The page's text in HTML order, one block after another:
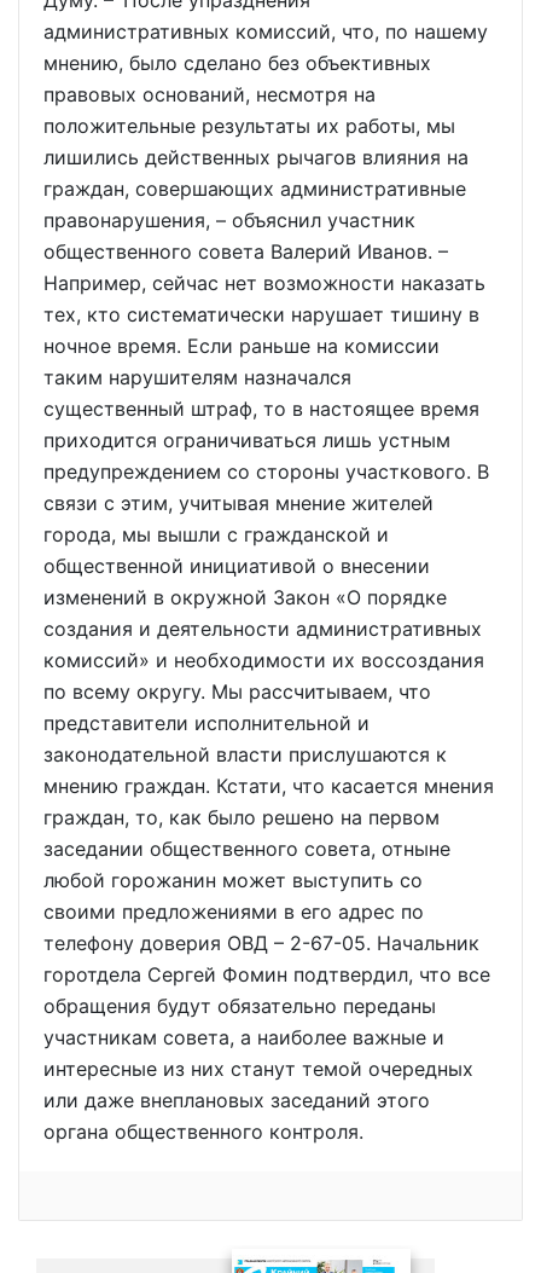
административных комиссий, что, по нашему
мнению, было сделано без объективных
правовых оснований, несмотря на
положительные результаты их работы, мы
лишились действенных рычагов влияния на
граждан, совершающих административные
правонарушения, – объяснил участник
общественного совета Валерий Иванов. –
Например, сейчас нет возможности наказать
тех, кто систематически нарушает тишину в
ночное время. Если раньше на комиссии
таким нарушителям назначался
существенный штраф, то в настоящее время
приходится ограничиваться лишь устным
предупреждением со стороны участкового. В
связи с этим, учитывая мнение жителей
города, мы вышли с гражданской и
общественной инициативой о внесении
изменений в окружной Закон «О порядке
создания и деятельности административных
комиссий» и необходимости их воссоздания
по всему округу. Мы рассчитываем, что
представители исполнительной и
законодательной власти прислушаются к
мнению граждан. Кстати, что касается мнения
граждан, то, как было решено на первом
заседании общественного совета, отныне
любой горожанин может выступить со
своими предложениями в его адрес по
телефону доверия ОВД – 2-67-05. Начальник
горотдела Сергей Фомин подтвердил, что все
обращения будут обязательно переданы
участникам совета, а наиболее важные и
интересные из них станут темой очередных
или даже внеплановых заседаний этого
органа общественного контроля.